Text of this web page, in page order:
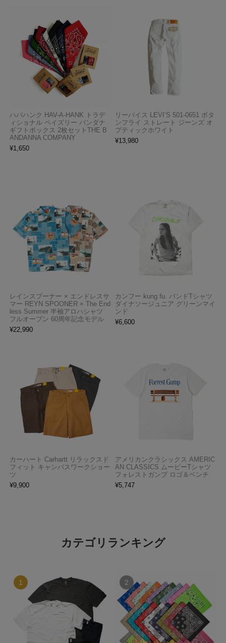
ハバハンク HAV-A-HANK トラデ
ィショナル ペイズリー バンダナ
ギフトボックス 2枚セットTHE B
ANDANNA COMPANY
¥1,650
リーバイス LEVI’S 501-0651 ボタ
ンフライ ストレート ジーンズ オ
プティックホワイト
¥13,980
レインスプーナー × エンドレスサ
マー REYN SPOONER × The End
less Summer 半袖アロハシャツ
フルオープン 60周年記念モデル
¥22,990
カンフー kung fu. バンドTシャツ
ダイナソージュニア グリーンマイ
ンド
¥6,600
カーハート Carhartt リラックスド
フィット キャンバスワークショー
ツ
¥9,900
アメリカンクラシックス AMERIC
AN CLASSICS ムービーTシャツ
フォレストガンプ ロゴ＆ベンチ
¥5,747
カテゴリランキング